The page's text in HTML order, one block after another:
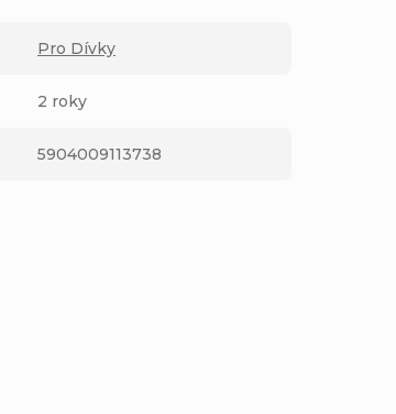
Pro Dívky
2 roky
5904009113738